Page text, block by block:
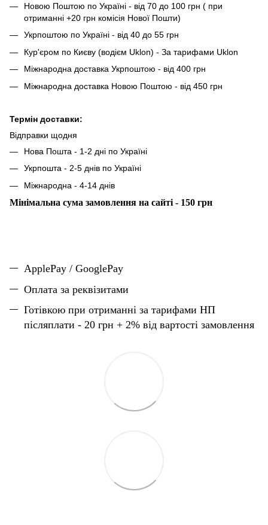
Новою Поштою по Україні - від 70 до 100 грн ( при
отриманні +20 грн комісія Нової Пошти)
Укрпоштою по Україні - від 40 до 55 грн
Кур'єром по Києву (водієм Uklon) - За тарифами Uklon
Міжнародна доставка Укрпоштою - від 400 грн
Міжнародна доставка Новою Поштою - від 450 грн
Термін доставки:
Відправки щодня
Нова Пошта - 1-2 дні по Україні
Укрпошта - 2-5 днів по Україні
Міжнародна - 4-14 днів
Мінімальна сума замовлення на сайті - 150 грн
ApplePay / GooglePay
Оплата за реквізитами
Готівкою при отриманні за тарифами НП
післяплати - 20 грн + 2% від вартості замовлення